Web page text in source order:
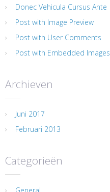
Donec Vehicula Cursus Ante
Post with Image Preview
Post with User Comments
Post with Embedded Images
Archieven
Juni 2017
Februari 2013
Categorieën